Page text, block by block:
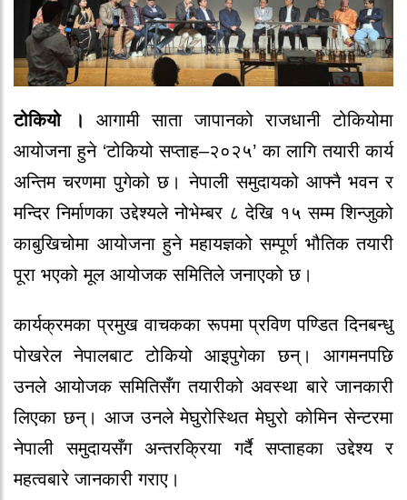
टोकियो ।
आगामी साता जापानको राजधानी टोकियोमा
आयोजना हुने ‘टोकियो सप्ताह–२०२५’ का लागि तयारी कार्य
अन्तिम चरणमा पुगेको छ। नेपाली समुदायको आफ्नै भवन र
मन्दिर निर्माणका उद्देश्यले नोभेम्बर ८ देखि १५ सम्म शिन्जुको
काबुखिचोमा आयोजना हुने महायज्ञको सम्पूर्ण भौतिक तयारी
पूरा भएको मूल आयोजक समितिले जनाएको छ।
कार्यक्रमका प्रमुख वाचकका रूपमा प्रविण पण्डित दिनबन्धु
पोखरेल नेपालबाट टोकियो आइपुगेका छन्। आगमनपछि
उनले आयोजक समितिसँग तयारीको अवस्था बारे जानकारी
लिएका छन्। आज उनले मेघुरोस्थित मेघुरो कोमिन सेन्टरमा
नेपाली समुदायसँग अन्तरक्रिया गर्दै सप्ताहका उद्देश्य र
महत्वबारे जानकारी गराए।